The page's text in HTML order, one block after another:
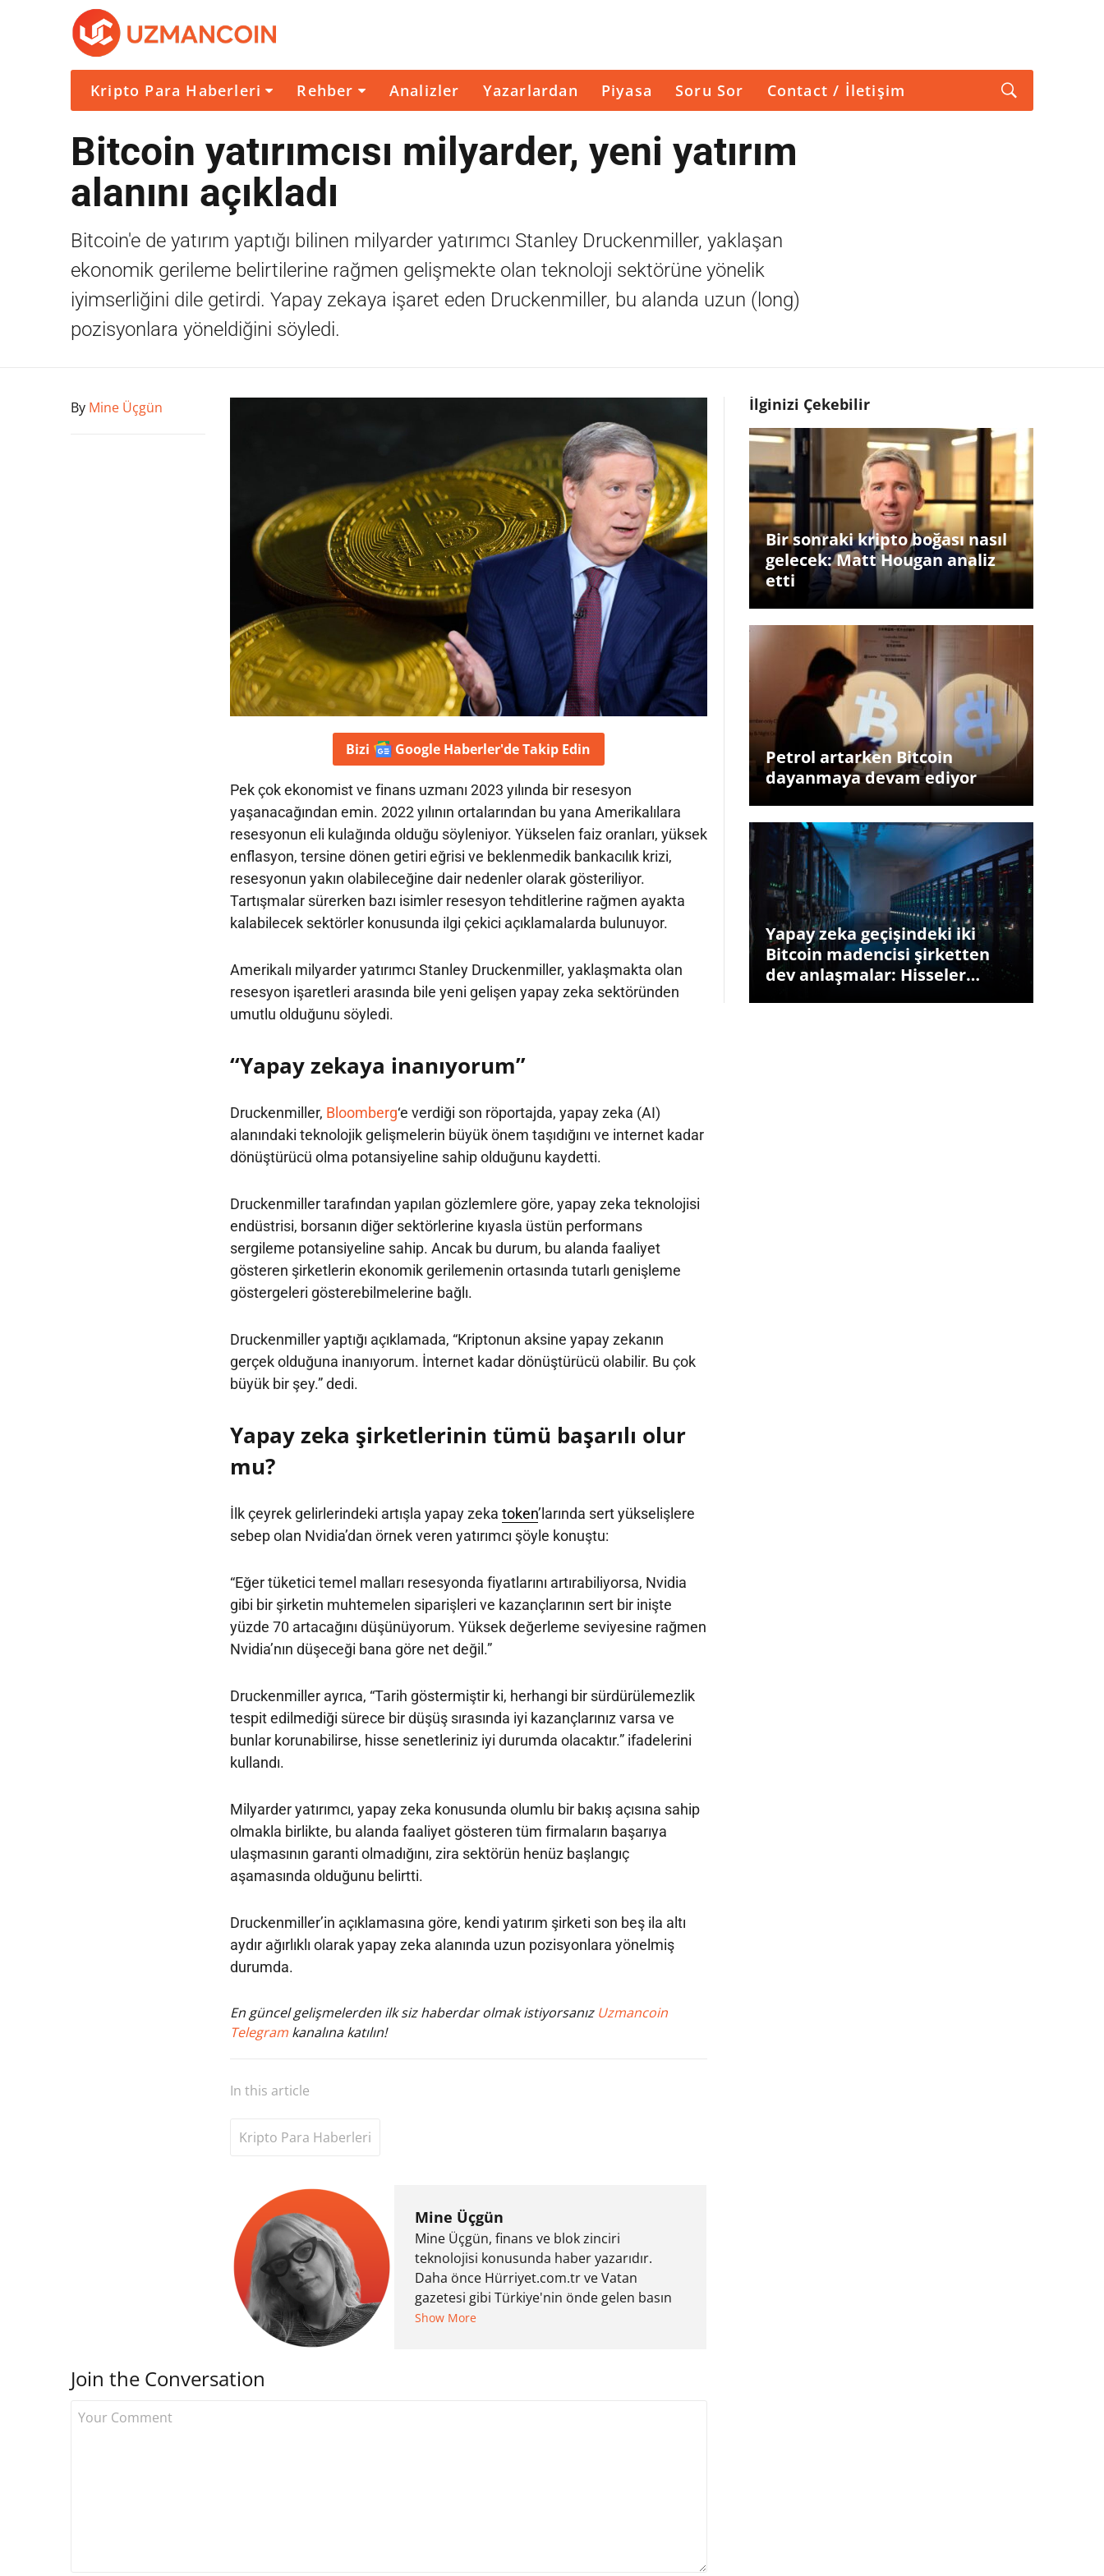
Kripto Para Haberleri Rehber Analizler Yazarlardan Piyasa Soru Sor Contact / İletişim
Bitcoin yatırımcısı milyarder, yeni yatırım
alanını açıkladı
Bitcoin'e de yatırım yaptığı bilinen milyarder yatırımcı Stanley Druckenmiller, yaklaşan
ekonomik gerileme belirtilerine rağmen gelişmekte olan teknoloji sektörüne yönelik
iyimserliğini dile getirdi. Yapay zekaya işaret eden Druckenmiller, bu alanda uzun (long)
pozisyonlara yöneldiğini söyledi.
By Mine Üçgün
Bizi Google Haberler'deTakip Edin
Pek çok ekonomist ve finans uzmanı 2023 yılında bir resesyon
yaşanacağından emin. 2022 yılının ortalarından bu yana Amerikalılara
resesyonun eli kulağında olduğu söyleniyor. Yükselen faiz oranları, yüksek
enflasyon, tersine dönen getiri eğrisi ve beklenmedik bankacılık krizi,
resesyonun yakın olabileceğine dair nedenler olarak gösteriliyor.
Tartışmalar sürerken bazı isimler resesyon tehditlerine rağmen ayakta
kalabilecek sektörler konusunda ilgi çekici açıklamalarda bulunuyor.
Amerikalı milyarder yatırımcı Stanley Druckenmiller, yaklaşmakta olan
resesyon işaretleri arasında bile yeni gelişen yapay zeka sektöründen
umutlu olduğunu söyledi.
“Yapay zekaya inanıyorum”
Druckenmiller, Bloomberg‘e verdiği son röportajda, yapay zeka (AI)
alanındaki teknolojik gelişmelerin büyük önem taşıdığını ve internet kadar
dönüştürücü olma potansiyeline sahip olduğunu kaydetti.
Druckenmiller tarafından yapılan gözlemlere göre, yapay zeka teknolojisi
endüstrisi, borsanın diğer sektörlerine kıyasla üstün performans
sergileme potansiyeline sahip. Ancak bu durum, bu alanda faaliyet
gösteren şirketlerin ekonomik gerilemenin ortasında tutarlı genişleme
göstergeleri gösterebilmelerine bağlı.
Druckenmiller yaptığı açıklamada, “Kriptonun aksine yapay zekanın
gerçek olduğuna inanıyorum. İnternet kadar dönüştürücü olabilir. Bu çok
büyük bir şey.” dedi.
Yapay zeka şirketlerinin tümü başarılı olur
mu?
İlk çeyrek gelirlerindeki artışla yapay zeka token’larında sert yükselişlere
sebep olan Nvidia’dan örnek veren yatırımcı şöyle konuştu:
“Eğer tüketici temel malları resesyonda fiyatlarını artırabiliyorsa, Nvidia
gibi bir şirketin muhtemelen siparişleri ve kazançlarının sert bir inişte
yüzde 70 artacağını düşünüyorum. Yüksek değerleme seviyesine rağmen
Nvidia’nın düşeceği bana göre net değil.”
Druckenmiller ayrıca, “Tarih göstermiştir ki, herhangi bir sürdürülemezlik
tespit edilmediği sürece bir düşüş sırasında iyi kazançlarınız varsa ve
bunlar korunabilirse, hisse senetleriniz iyi durumda olacaktır.” ifadelerini
kullandı.
Milyarder yatırımcı, yapay zeka konusunda olumlu bir bakış açısına sahip
olmakla birlikte, bu alanda faaliyet gösteren tüm firmaların başarıya
ulaşmasının garanti olmadığını, zira sektörün henüz başlangıç
aşamasında olduğunu belirtti.
Druckenmiller’in açıklamasına göre, kendi yatırım şirketi son beş ila altı
aydır ağırlıklı olarak yapay zeka alanında uzun pozisyonlara yönelmiş
durumda.
En güncel gelişmelerden ilk siz haberdar olmak istiyorsanız Uzmancoin
Telegram kanalına katılın!
In this article
Kripto Para Haberleri
Mine Üçgün
Mine Üçgün, finans ve blok zinciri
teknolojisi konusunda haber yazarıdır.
Daha önce Hürriyet.com.tr ve Vatan
gazetesi gibi Türkiye'nin önde gelen basın
kuruluşlarında Dış Haberler Editörü olarak
Show More
Join the Conversation
İlginizi Çekebilir
Bir sonraki kripto boğası nasıl
gelecek: Matt Hougan analiz
etti
Petrol artarken Bitcoin
dayanmaya devam ediyor
Yapay zeka geçişindeki iki
Bitcoin madencisi şirketten
dev anlaşmalar: Hisseler…